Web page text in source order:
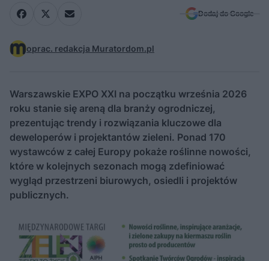
Dodaj do Google
oprac. redakcja Muratordom.pl
Warszawskie EXPO XXI na początku września 2026
roku stanie się areną dla branży ogrodniczej,
prezentując trendy i rozwiązania kluczowe dla
deweloperów i projektantów zieleni. Ponad 170
wystawców z całej Europy pokaże roślinne nowości,
które w kolejnych sezonach mogą zdefiniować
wygląd przestrzeni biurowych, osiedli i projektów
publicznych.